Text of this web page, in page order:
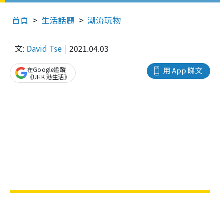
首頁 生活話題 潮流玩物
文: David Tse 2021.04.03
用 App 睇文
在Google追蹤
《UHK 港生活》